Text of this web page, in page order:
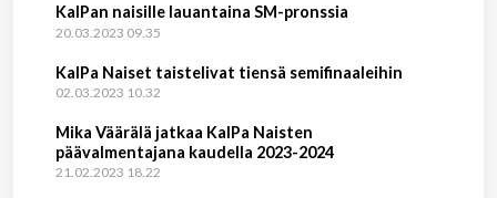
KalPan naisille lauantaina SM-pronssia
20.03.2023 09.35
KalPa Naiset taistelivat tiensä semifinaaleihin
02.03.2023 10.32
Mika Väärälä jatkaa KalPa Naisten
päävalmentajana kaudella 2023-2024
21.02.2023 18.22